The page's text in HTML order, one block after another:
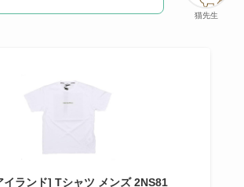
なぜ高い？なぜ人
The Rowはなぜ高
い？高すぎる？人気
の理由と安く買える
方法も解説！
猫先生
イランド] Tシャツ メンズ 2NS81